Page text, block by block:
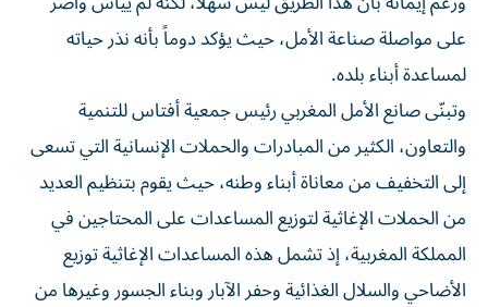
على مواصلة صناعة الأمل، حيث يؤكد دوماً بأنه نذر حياته
لمساعدة أبناء بلده.
وتبنّى صانع الأمل المغربي رئيس جمعية أفتاس للتنمية
والتعاون، الكثير من المبادرات والحملات الإنسانية التي تسعى
إلى التخفيف من معاناة أبناء وطنه، حيث يقوم بتنظيم العديد
من الحملات الإغاثية لتوزيع المساعدات على المحتاجين في
المملكة المغربية، إذ تشمل هذه المساعدات الإغاثية توزيع
الأضاحي والسلال الغذائية وحفر الآبار وبناء الجسور وغيرها من